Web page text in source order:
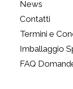
News
Contatti
Termini e
Imballaggio
FAQ